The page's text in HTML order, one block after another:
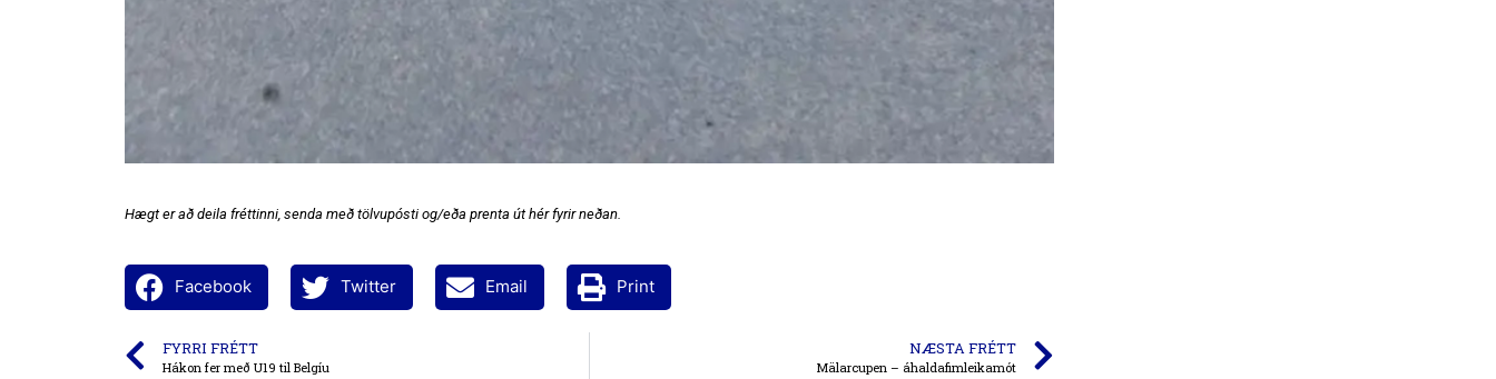
Hægt er að deila fréttinni, senda með tölvupósti og/eða prenta út hér fyrir neðan.
Facebook Twitter Email Print
FYRRI FRÉTT
Hákon fer með U19 til Belgíu
NÆSTA FRÉTT
Mälarcupen – áhaldafimleikamót